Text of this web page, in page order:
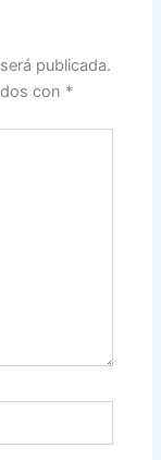
publicada.
con *